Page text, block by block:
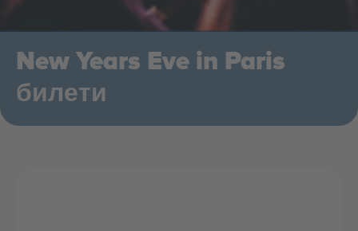
New Years Eve in Paris
билети